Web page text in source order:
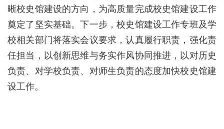
晰校史馆建设的方向，为高质量完成校史馆建设工作
奠定了坚实基础。下一步，校史馆建设工作专班及学
校相关部门将落实会议要求，认真履行职责，强化责
任担当，以创新思维与务实作风协同推进，以对历史
负责、对学校负责、对师生负责的态度加快校史馆建
设工作。